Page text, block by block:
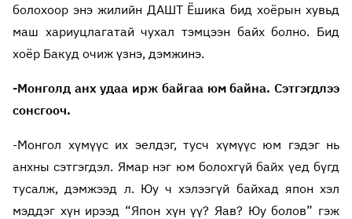
болохоор энэ жилийн ДАШТ Ёшика бид хоёрын хувьд
маш хариуцлагатай чухал тэмцээн байх болно. Бид
хоёр Бакуд очиж үзнэ, дэмжинэ.
-Монголд анх удаа ирж байгаа юм байна. Сэтгэгдлээ
сонсгооч.
-Монгол хүмүүс их эелдэг, тусч хүмүүс юм гэдэг нь
анхны сэтгэгдэл. Ямар нэг юм болохгүй байх үед бүгд
тусалж, дэмжээд л. Юу ч хэлээгүй байхад япон хэл
мэддэг хүн ирээд “Япон хүн үү? Яав? Юу болов” гэж